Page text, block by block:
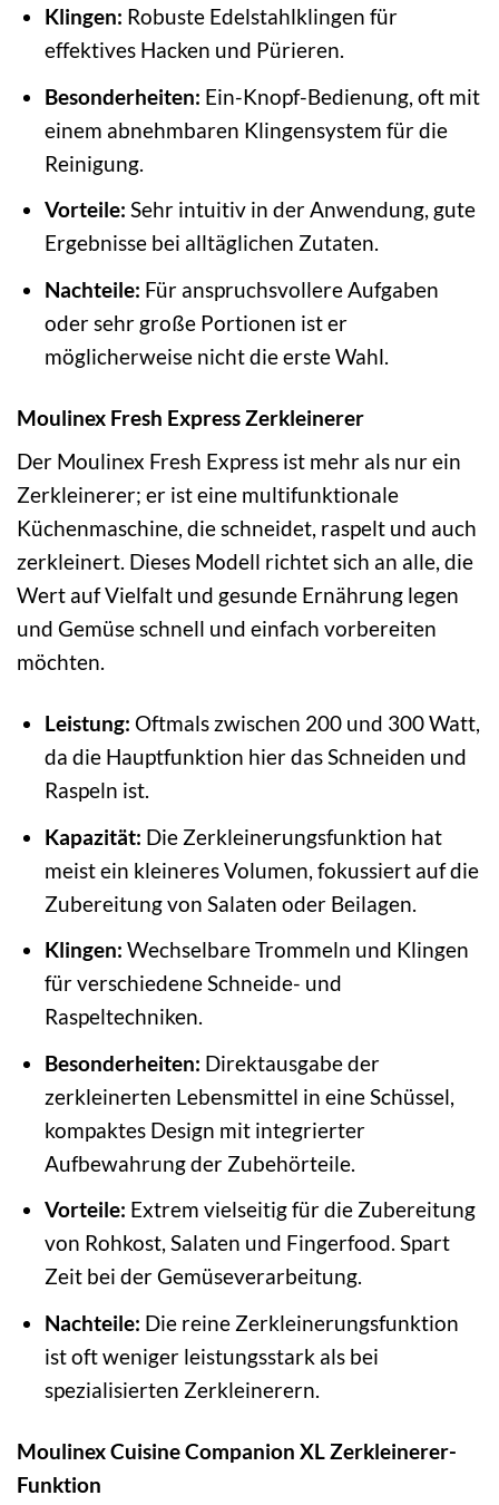
Klingen: Robuste Edelstahlklingen für
effektives Hacken und Pürieren.
Besonderheiten: Ein-Knopf-Bedienung, oft mit
einem abnehmbaren Klingensystem für die
Reinigung.
Vorteile: Sehr intuitiv in der Anwendung, gute
Ergebnisse bei alltäglichen Zutaten.
Nachteile: Für anspruchsvollere Aufgaben
oder sehr große Portionen ist er
möglicherweise nicht die erste Wahl.
Moulinex Fresh Express Zerkleinerer
Der Moulinex Fresh Express ist mehr als nur ein
Zerkleinerer; er ist eine multifunktionale
Küchenmaschine, die schneidet, raspelt und auch
zerkleinert. Dieses Modell richtet sich an alle, die
Wert auf Vielfalt und gesunde Ernährung legen
und Gemüse schnell und einfach vorbereiten
möchten.
Leistung: Oftmals zwischen 200 und 300 Watt,
da die Hauptfunktion hier das Schneiden und
Raspeln ist.
Kapazität: Die Zerkleinerungsfunktion hat
meist ein kleineres Volumen, fokussiert auf die
Zubereitung von Salaten oder Beilagen.
Klingen: Wechselbare Trommeln und Klingen
für verschiedene Schneide- und
Raspeltechniken.
Besonderheiten: Direktausgabe der
zerkleinerten Lebensmittel in eine Schüssel,
kompaktes Design mit integrierter
Aufbewahrung der Zubehörteile.
Vorteile: Extrem vielseitig für die Zubereitung
von Rohkost, Salaten und Fingerfood. Spart
Zeit bei der Gemüseverarbeitung.
Nachteile: Die reine Zerkleinerungsfunktion
ist oft weniger leistungsstark als bei
spezialisierten Zerkleinerern.
Moulinex Cuisine Companion XL Zerkleinerer-
Funktion